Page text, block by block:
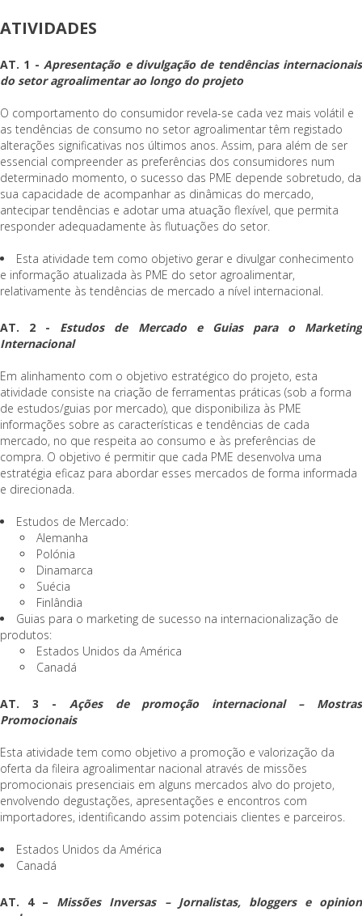
ATIVIDADES
AT. 1 -Apresentação e divulgação de tendências internacionais
do setor agroalimentar ao longo do projeto
O comportamento do consumidor revela-se cada vez mais volátil e
as tendências de consumo no setor agroalimentar têm registado
alterações significativas nos últimos anos. Assim, para além de ser
essencial compreender as preferências dos consumidores num
determinado momento, o sucesso das PME depende sobretudo, da
sua capacidade de acompanhar as dinâmicas do mercado,
antecipar tendências e adotar uma atuação flexível, que permita
responder adequadamente às flutuações do setor.
Esta atividade tem como objetivo gerar e divulgar conhecimento
e informação atualizada às PME do setor agroalimentar,
relativamente às tendências de mercado a nível internacional.
AT. 2 - Estudos de Mercado e Guias para o Marketing
Internacional
Em alinhamento com o objetivo estratégico do projeto, esta
atividade consiste na criação de ferramentas práticas (sob a forma
de estudos/guias por mercado), que disponibiliza às PME
informações sobre as características e tendências de cada
mercado, no que respeita ao consumo e às preferências de
compra. O objetivo é permitir que cada PME desenvolva uma
estratégia eficaz para abordar esses mercados de forma informada
e direcionada.
Estudos de Mercado:
Alemanha
Polónia
Dinamarca
Suécia
Finlândia
Guias para o marketing de sucesso na internacionalização de
produtos:
Estados Unidos da América
Canadá
AT. 3 - Ações de promoção internacional – Mostras
Promocionais
Esta atividade tem como objetivo a promoção e valorização da
oferta da fileira agroalimentar nacional através de missões
promocionais presenciais em alguns mercados alvo do projeto,
envolvendo degustações, apresentações e encontros com
importadores, identificando assim potenciais clientes e parceiros.
Estados Unidos da América
Canadá
AT. 4 – Missões Inversas – Jornalistas, bloggers e opinion